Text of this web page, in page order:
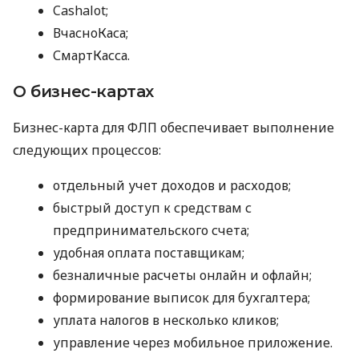
Cashalot;
ВчасноКаса;
СмартКасса.
О бизнес-картах
Бизнес-карта для ФЛП обеспечивает выполнение
следующих процессов:
отдельный учет доходов и расходов;
быстрый доступ к средствам с
предпринимательского счета;
удобная оплата поставщикам;
безналичные расчеты онлайн и офлайн;
формирование выписок для бухгалтера;
уплата налогов в несколько кликов;
управление через мобильное приложение.